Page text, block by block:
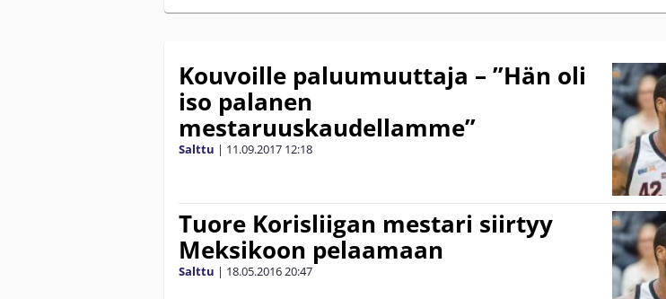
Kouvoille paluumuuttaja – ”Hän oli
iso palanen
mestaruuskaudellamme”
Salttu | 11.09.2017 12:18
Tuore Korisliigan mestari siirtyy
Meksikoon pelaamaan
Salttu | 18.05.201620:47